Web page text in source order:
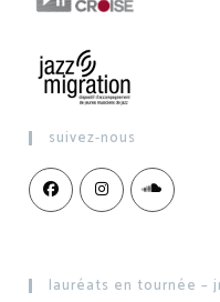
suivez-nous
lauréats en tournée –